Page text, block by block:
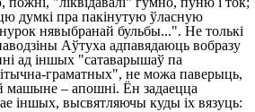
думкі пра пакінутую ўласную
нявыбранай бульбы...". Не толькі
Аўтуха адпавядаюць вобразу
ад іншых "сатаварышаў па
граматных", не можа паверыць,
машыне – апошні. Ён задаецца
іншых, высвятляючы куды іх вязуць: